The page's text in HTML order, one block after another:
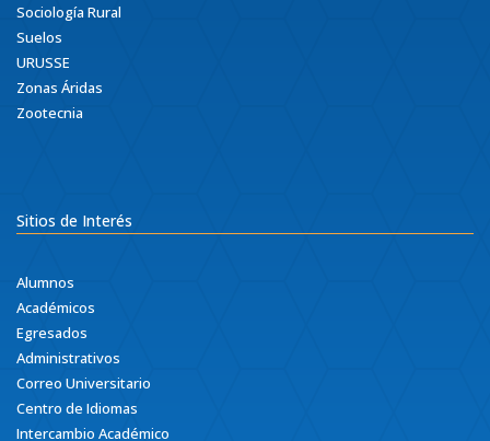
Sociología Rural
Suelos
URUSSE
Zonas Áridas
Zootecnia
Sitios de Interés
Alumnos
Académicos
Egresados
Administrativos
Correo Universitario
Centro de Idiomas
Intercambio Académico